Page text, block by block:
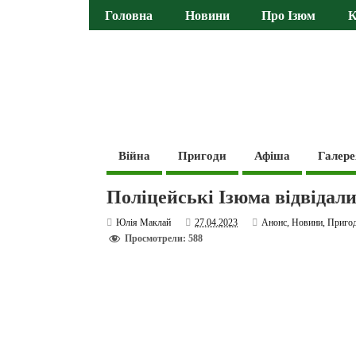
Головна Новини Про Ізюм
Війна Пригоди Афіша
Поліцейські Ізюма
Юлія Маклай 27.04.2023 Анонс,Новини,
Просмотрели: 588